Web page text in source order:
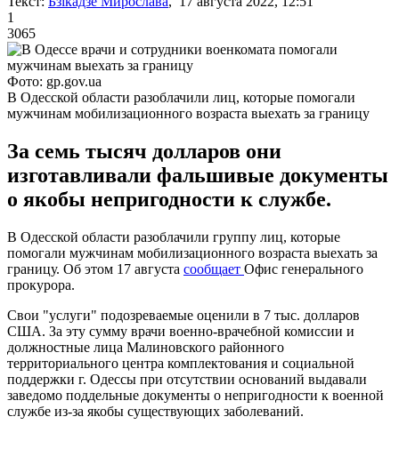
1
3065
Фото: gp.gov.ua
В Одесской области разоблачили лиц, которые помогали
мужчинам мобилизационного возраста выехать за границу
За семь тысяч долларов они
изготавливали фальшивые документы
о якобы непригодности к службе.
В Одесской области разоблачили группу лиц, которые
помогали мужчинам мобилизационного возраста выехать за
границу. Об этом 17 августа сообщает Офис генерального
прокурора.
Свои "услуги" подозреваемые оценили в 7 тыс. долларов
США. За эту сумму врачи военно-врачебной комиссии и
должностные лица Малиновского районного
территориального центра комплектования и социальной
поддержки г. Одессы при отсутствии оснований выдавали
заведомо поддельные документы о непригодности к военной
службе из-за якобы существующих заболеваний.